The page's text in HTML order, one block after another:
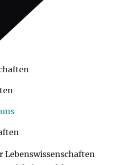
Lebenswissenschaften